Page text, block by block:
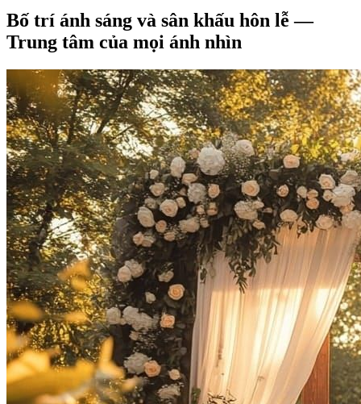
Bố trí ánh sáng và sân khấu hôn lễ —
Trung tâm của mọi ánh nhìn